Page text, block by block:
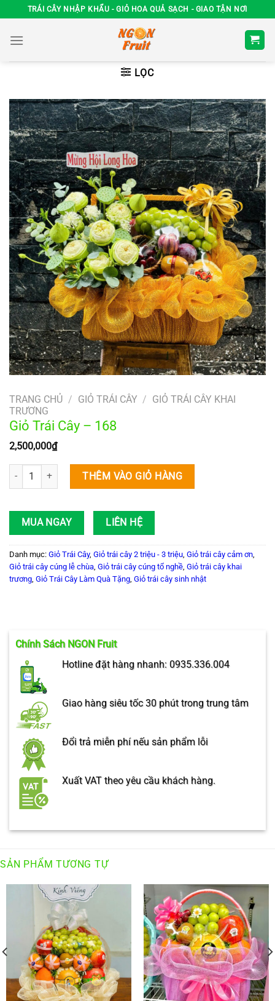
Chuyển
đến
nội
TRÁI CÂY NHẬP KHẨU - GIỎ HOA QUẢ SẠCH - GIAO TẬN NƠI
LỌC
TRANG CHỦ / GIỎ TRÁI CÂY / GIỎ TRÁI CÂY KHAI
TRƯƠNG
Giỏ Trái Cây – 168
2,500,000₫
Giỏ Trái Cây – 168 số lượngTHÊM VÀO GIỎ HÀNG
MUA NGAY LIÊN HỆ
Danh mục: Giỏ Trái Cây, Giỏ trái cây 2 triệu - 3 triệu Giỏ trái cây cảm ơn
Giỏ trái cây cúng lễ chùa Giỏ trái cây cúng tổ nghề Giỏ trái cây khai
trương Giỏ Trái Cây Làm Quà Tặng Giỏ trái cây sinh nhật
Chính Sách NGON Fruit
Hotline đặt hàng nhanh: 0935.336.004
Giao hàng siêu tốc 30 phút trong trung tâm
Đổi trả miễn phí nếu sản phẩm lỗi
Xuất VAT theo yêu cầu khách hàng.
SẢN PHẨM TƯƠNG TỰ